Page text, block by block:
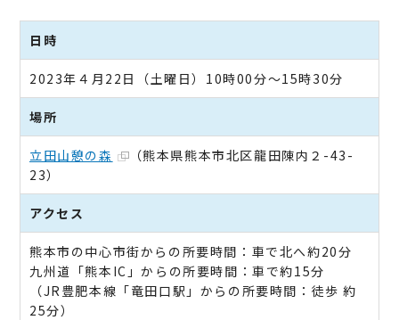
日時
2023年４月22日（土曜日）10時00分～15時30分
場所
立田山憩の森
（熊本県熊本市北区龍田陳内２-43-
23）
アクセス
熊本市の中心市街からの所要時間：車で北へ約20分
九州道「熊本IC」からの所要時間：車で約15分
（JR豊肥本線「竜田口駅」からの所要時間：徒歩 約
25分）